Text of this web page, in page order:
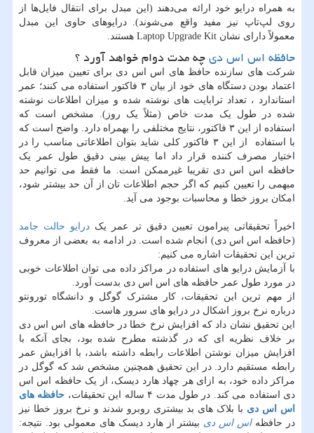
به همراه درایو خود ارائه می‌دهند (این مبدل برای انتقال فایل‌ها از
روی لپ‌تاپ نیز مفید واقع می‌شوند). درایوهای حاوی این مبدل
معمولاً دارای نشان Laptop Upgrade Kit هستند.
حافظه اس اس دیچه مدت دوام خواهد آورد ؟
شرکت های سازنده حافظ های اس اس دی برای تعیین میزان قابل
اعتماد بودن دستگاه های خود از بیان ۳ فاکتور استفاده می کنند؛ عمر
استاندارد ، تعداد ترابایت های نوشته شده و میزان اطلاعات نوشته
شده در طول یک مدت خاص (مثلاً یک روز). مشخص است که
استفاده از این ۳ فاکتور، نتایج مختلفی را بهمراه دارد. واضح است که
با استفاده از این ۳ فاکتور کلی شاید بتوان اطلاعاتی مناسب را در
اختیار مصرف کننده قرار داد اما پیش بینی دقیق طول عمر یک
حافظه اس اس دی تقریبا غیرممکن است. ما فقط می توانیم حد
مبهمی را تعیین کنیم که اگر حجم اطلاعات تان از آن حد بیشتر شود،
امکان بروز خطا و محاسبات بوجود می آید.
اخیراً تحقیقاتی پیرامون تعیین دقیق تر عمر یک درایو حالت جامد
(حافظه اس اس دی) انجام شده است. در ادامه به بعضی از معروف
ترین این تحقیقات اشاره می کنیم:
با آزمایش درایو های استفاده در مراکز داده می توان اطلاعات خوبی
در مورد طول عمر حافظه های اس اس دی بدست آورد.
از مهم ترین این تحقیقات، کار مشترک گوگل و دانشگاه تورونتو
درباره نرخ بروز اشکال در درایو های سرور هاست.
این تحقیق نشان داد که افزایش نرخ خطا در حافظه های اس اس دی
بر خلاف نظریه ای که در گذشته مطرح شده بود، بجای آنکه با
افزایش میزان نوشتن اطلاعات رابطه داشته باشد، با افزایش عمر
رابطه مستقیم دارد. در این تحقیق همچنین مشخص شد که گوگل در
مراکز داده خود، به ازای هر چهاد هارد دیسک، از یک حافظه اس اس
دی استفاده می کند. در طول مدت ۴ ساله این تحقیقات،
حافظه های
اس اس دی با بلاک های بد بیشتری روبرو شدند و نرخ بروز خطا نیز
در حافظهاس اس دی بیشتر از هارد دیسک های معمولی بود. نتیجه: